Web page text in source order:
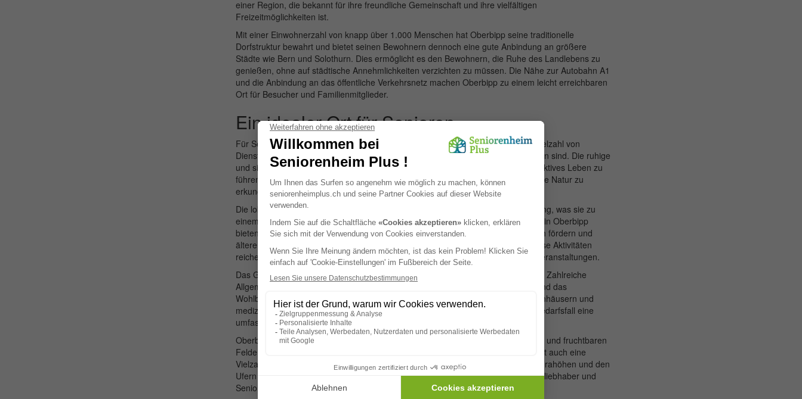
einer Region, die bekannt für ihre freundliche Gemeinschaft und ihre vielfältigen
Freizeitmöglichkeiten ist.
Mit einer Einwohnerzahl von knapp über 1.000 Menschen hat Oberbipp seine traditionelle
Dorfstruktur bewahrt und bietet seinen Bewohnern dennoch eine gute Anbindung an größere
Städte wie Bern und Solothurn. Dies ermöglicht es den Bewohnern, die Ruhe des Landlebens zu
genießen, ohne auf städtische Annehmlichkeiten verzichten zu müssen. Die Nähe zur Autobahn A1
und die Anbindung an das öffentliche Verkehrsnetz machen Oberbipp zu einem leicht erreichbaren
Ort für Besucher und Familienmitglieder.
Ein idealer Ort für Senioren
Für Senioren, die eine altersgerechte Umgebung suchen, bietet Oberbipp eine Vielzahl von
Dienstleistungen und Einrichtungen, die speziell auf ihre Bedürfnisse zugeschnitten sind. Die ruhige
und sichere Umgebung ermöglicht es älteren Menschen, ein unabhängiges und aktives Leben zu
führen. Zahlreiche Spazier- und Wanderwege in der Umgebung laden dazu ein, die Natur zu
erkunden und die frische Luft zu genießen.
Die lokale Gemeinschaft legt großen Wert auf soziale Interaktion und Unterstützung, was sie zu
einem einladenden Ort für Senioren macht. Mehrere Vereine und Organisationen in Oberbipp
bieten regelmäßig Veranstaltungen und Aktivitäten an, die den sozialen Austausch fördern und
älteren Menschen die Möglichkeit geben, neue Freundschaften zu schließen. Diese Aktivitäten
reichen von geselligen Zusammenkünften bis hin zu kulturellen und sportlichen Veranstaltungen.
Das Gesundheitssystem in Oberbipp und Umgebung ist hervorragend ausgebaut. Zahlreiche
Allgemeinmediziner sowie Fachärzte stehen zur Verfügung, um die Gesundheit und das
Wohlbefinden der Senioren zu gewährleisten. Die Nähe zu renommierten Krankenhäusern und
medizinischen Einrichtungen in den benachbarten Städten sorgt dafür, dass im Bedarfsfall eine
umfassende medizinische Versorgung gewährleistet ist.
Oberbipp liegt in der romantischen Region Oberaargau, die für ihre sanften Hügel und fruchtbaren
Felder bekannt ist. Diese Region ist nicht nur landschaftlich reizvoll, sondern bietet auch eine
Vielzahl von kulturellen und historischen Sehenswürdigkeiten. Die Nähe zu den Jurahöhen und den
Ufern der Aare macht Oberaargau zu einem attraktiven Erholungsgebiet für Naturliebhaber und
Senioren, die eine ruhige Umgebung zu schätzen wissen.